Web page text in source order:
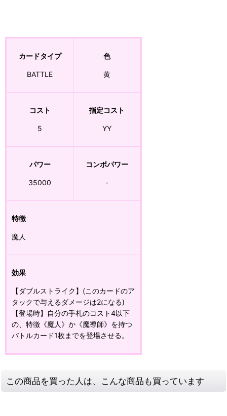
カードタイプ
BATTLE
色
黄
コスト
5
指定コスト
YY
パワー
35000
コンボパワー
-
特徴
魔人
効果
【ダブルストライク】(このカードのア
タックで与えるダメージは2になる)
【登場時】自分の手札のコスト4以下
の、特徴《魔人》か《魔導師》を持つ
バトルカード1枚までを登場させる。
この商品を買った人は、こんな商品も買っています